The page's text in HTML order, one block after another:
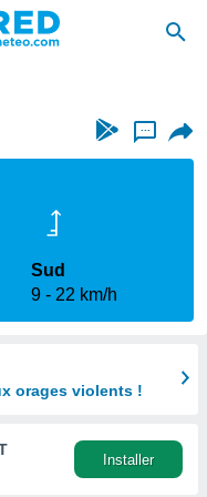
...
Sud
9
22 km/h
orages violents !
Installer